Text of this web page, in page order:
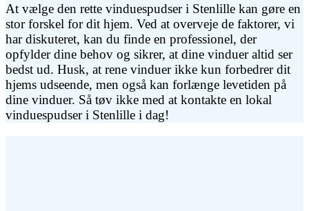
At vælge den rette vinduespudser i Stenlille kan gøre en
stor forskel for dit hjem. Ved at overveje de faktorer, vi
har diskuteret, kan du finde en professionel, der
opfylder dine behov og sikrer, at dine vinduer altid ser
bedst ud. Husk, at rene vinduer ikke kun forbedrer dit
hjems udseende, men også kan forlænge levetiden på
dine vinduer. Så tøv ikke med at kontakte en lokal
vinduespudser i Stenlille i dag!